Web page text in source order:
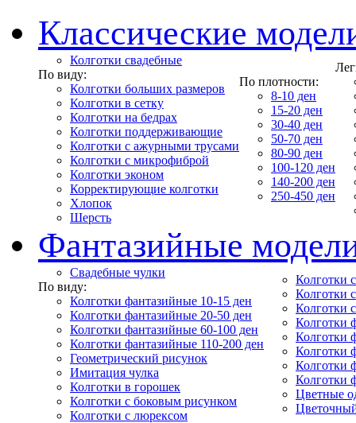
Классические
Колготки свадебные
По виду:
Колготки больших размеров
Колготки в сетку
Колготки на бедрах
Колготки поддерживающие
Колготки с ажурными трусами
Колготки с микрофиброй
Колготки эконом
Корректирующие колготки
Хлопок
Шерсть
По плотности:
8-10 ден
15-20 ден
30-40 ден
50-70 ден
80-90 ден
100-120 ден
140-200 ден
250-450 ден
Фантазийные
Свадебные чулки
По виду:
Колготки фантазийные 10-15 ден
Колготки фантазийные 20-50 ден
Колготки фантазийные 60-100 ден
Колготки фантазийные 110-200 ден
Геометрический рисунок
Имитация чулка
Колготки в горошек
Колготки с боковым рисунком
Колготки с люрексом
Колготки
Колготки
Колготки
Колготки
Колготки
Колготки
Колготки
Колготки
Цветные